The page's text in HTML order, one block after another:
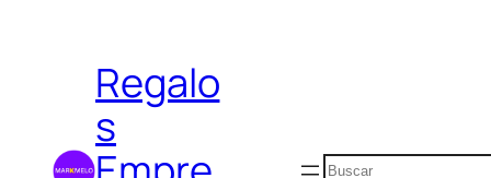
contenidoRegalo
s
Buscar